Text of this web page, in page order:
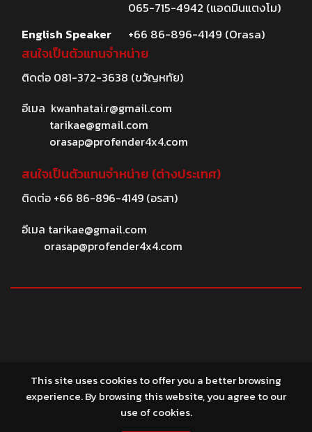
065-715-4942 (แอดมินแตงโม)
English Speaker
+66 86-896-4149 (Orasa)
สนใจเป็นตัวแทนจำหน่าย
ติดต่อ 081-372-3638 (ขวัญหทัย)
อีเมล kwanhatai.r@gmail.com
tarikae@gmail.com
orasap@profender4x4.com
สนใจเป็นตัวแทนจำหน่าย (ต่างประเทศ)
ติดต่อ +66 86-896-4149(อรสา)
อีเมล tarikae@gmail.com
orasap@profender4x4.com
This site uses cookies to offer you a better browsing
experience. By browsing this website, you agree to our
use of cookies.